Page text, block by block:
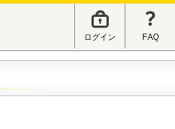
ログイン FAQ